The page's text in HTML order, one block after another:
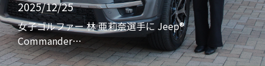
2025/12/25
女子ゴルファー 林 亜莉奈選手に Jeep®
Commander…